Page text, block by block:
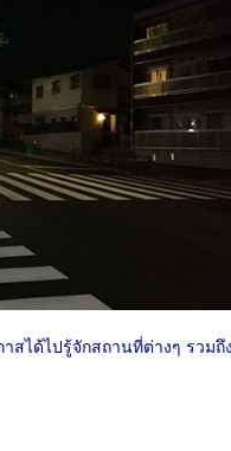
สได้ไปรู้จักสถานที่ต่างๆ รวมถึ